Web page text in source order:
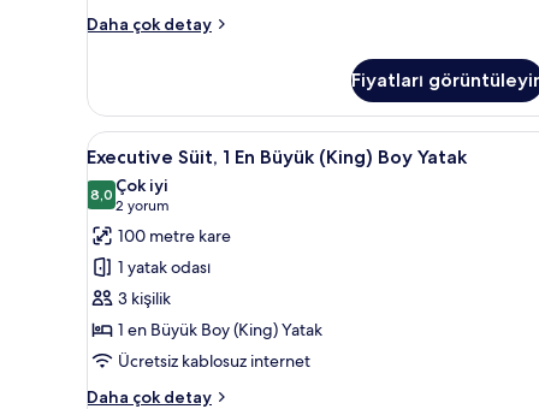
Daha çok detay
Deluxe
fazla
detay
Fiyatları
Executive
Süit,
1
En
Büyük
(King)
Boy
Yatak
için
tüm
Executive Süit, 1 En Büyük
8
Executive Süit, 1 En Büyük (King) Boy Yatak
8,08,0 / 10
Çok iyi
2 yorum
(2
yorum)
100 metre kare
1 yatak odası
3 kişilik
1 en Büyük Boy (King) Yatak
Ücretsiz kablosuz internet
Daha çok detay
Executive